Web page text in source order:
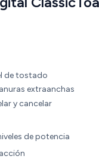
de tostado
extraanchas
y cancelar
de potencia